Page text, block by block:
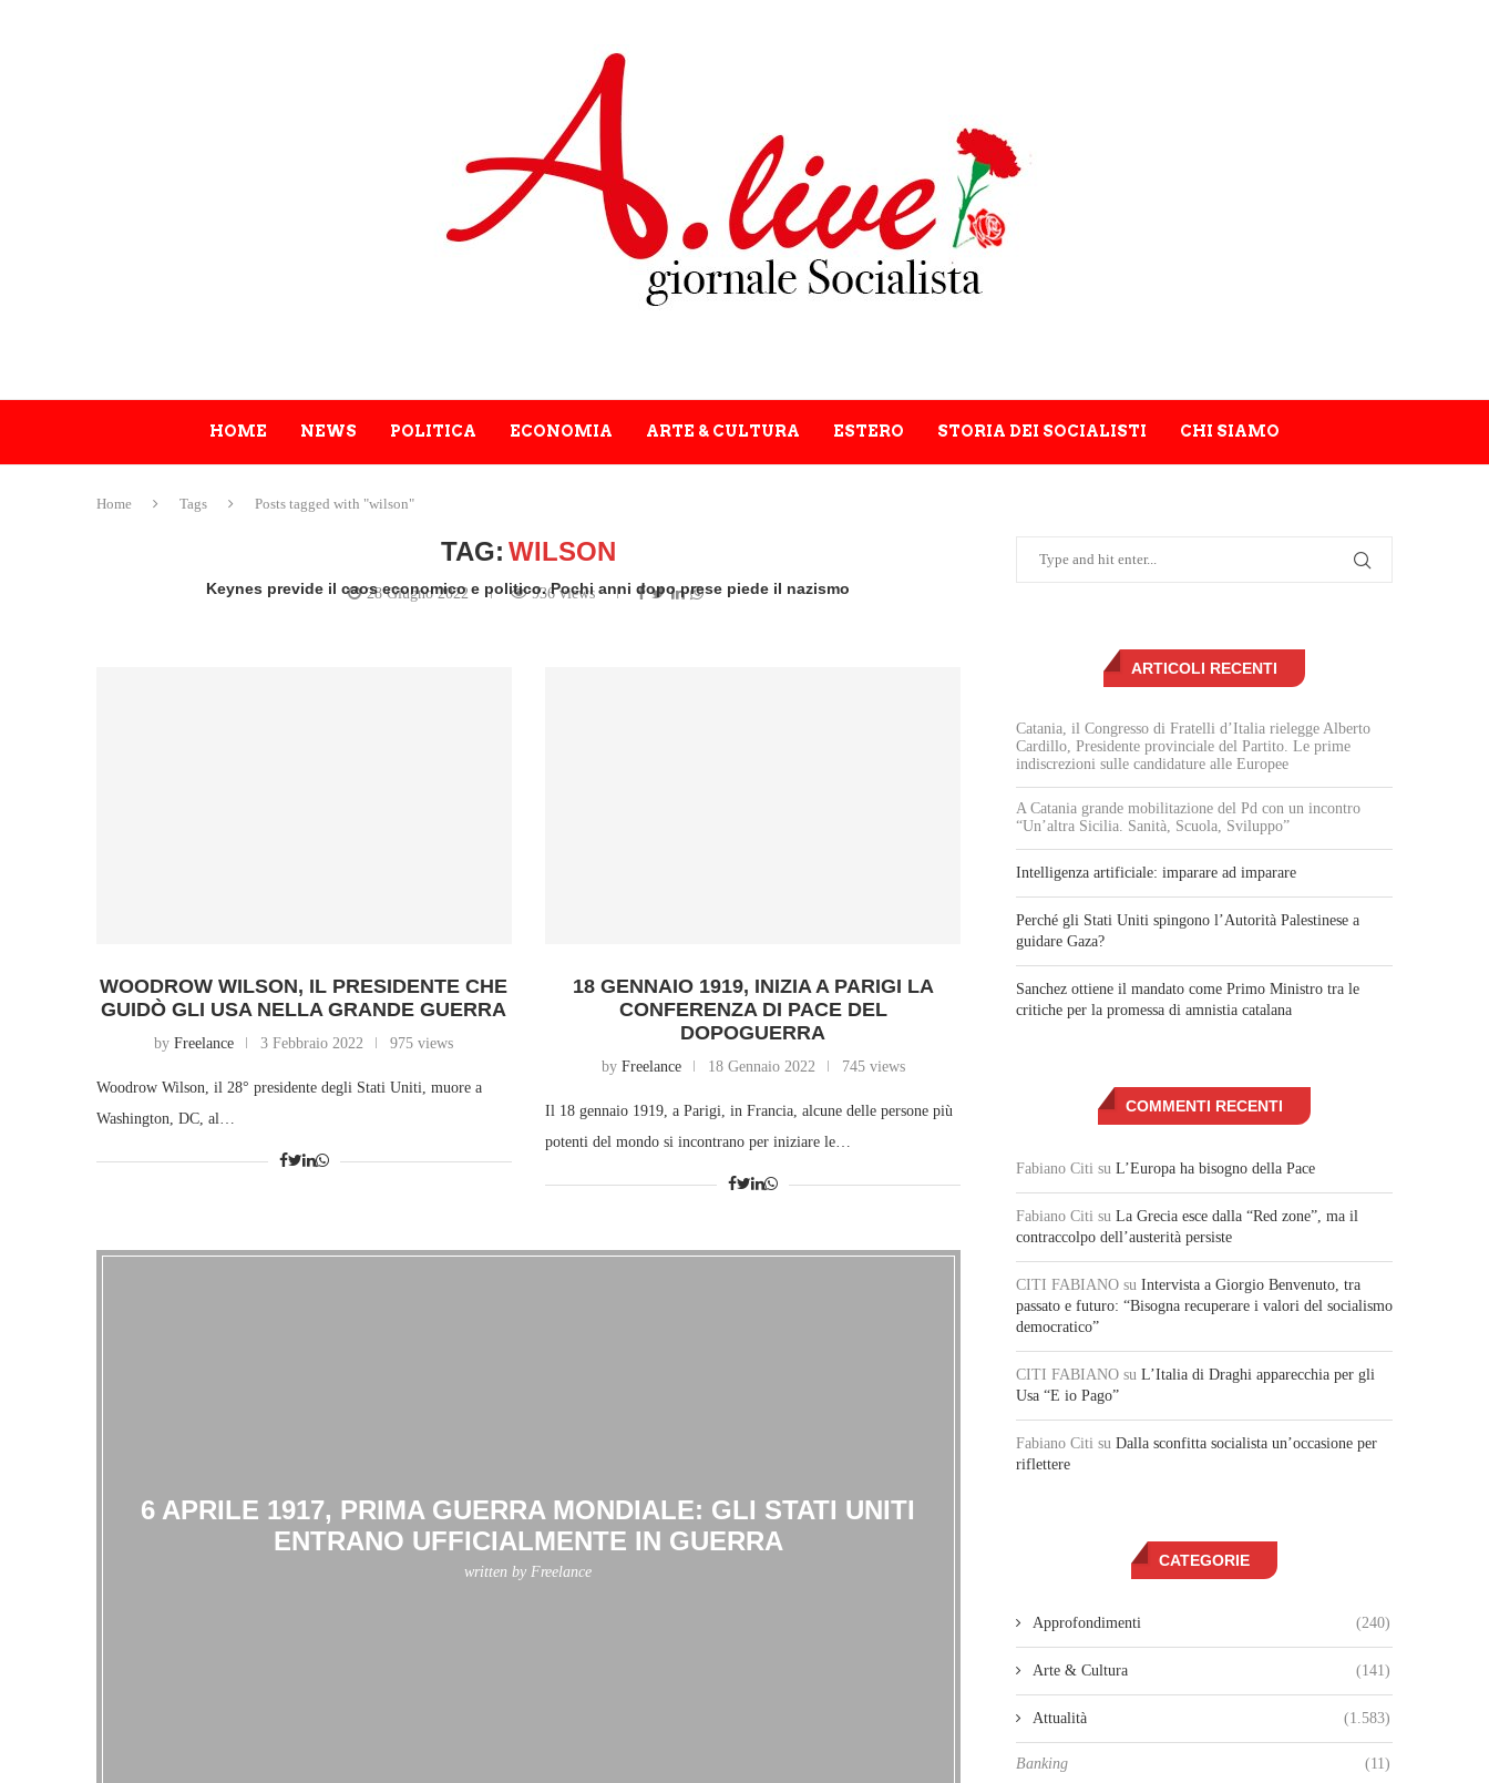
HOME NEWS POLITICA ECONOMIA ARTE & CULTURA ESTERO STORIA DEI SOCIALISTI CHI SIAMO
Home Tags Posts tagged with "wilson"
TAG: WILSON
Keynes previde il caos economico e politico. Pochi anni dopo prese piede il nazismo
28 Giugno 2022 936 views
WOODROW WILSON, IL PRESIDENTE CHE
GUIDÒ GLI USA NELLA GRANDE GUERRA
byFreelance 3 Febbraio 2022 975 views
Woodrow Wilson, il 28° presidente degli Stati Uniti, muore a
Washington, DC, al…
18 GENNAIO 1919, INIZIA A PARIGI LA
CONFERENZA DI PACE DEL
DOPOGUERRA
by Freelance 18 Gennaio 2022 745 views
Il 18 gennaio 1919, a Parigi, in Francia, alcune delle persone più
potenti del mondo si incontrano per iniziare le…
6 APRILE 1917, PRIMA GUERRA MONDIALE: GLI STATI UNITI
ENTRANO UFFICIALMENTE IN GUERRA
written by Freelance
ARTICOLI RECENTI
Catania, il Congresso di Fratelli d’Italia rielegge Alberto
Cardillo, Presidente provinciale del Partito. Le prime
indiscrezioni sulle candidature alle Europee
A Catania grande mobilitazione del Pd con un incontro
“Un’altra Sicilia. Sanità, Scuola, Sviluppo”
Intelligenza artificiale: imparare ad imparare
Perché gli Stati Uniti spingono l’Autorità Palestinese a
guidare Gaza?
Sanchez ottiene il mandato come Primo Ministro tra le
critiche per la promessa di amnistia catalana
COMMENTI RECENTI
Fabiano Citi su L’Europa ha bisogno della Pace
Fabiano Citi su La Grecia esce dalla “Red zone”, ma il
contraccolpo dell’austerità persiste
CITI FABIANO su Intervista a Giorgio Benvenuto, tra
passato e futuro: “Bisogna recuperare i valori del socialismo
democratico”
CITI FABIANO su L’Italia di Draghi apparecchia per gli
Usa “E io Pago”
Fabiano Citi su Dalla sconfitta socialista un’occasione per
riflettere
CATEGORIE
Approfondimenti (240)
Arte & Cultura (141)
Attualità (1.583)
Banking (11)